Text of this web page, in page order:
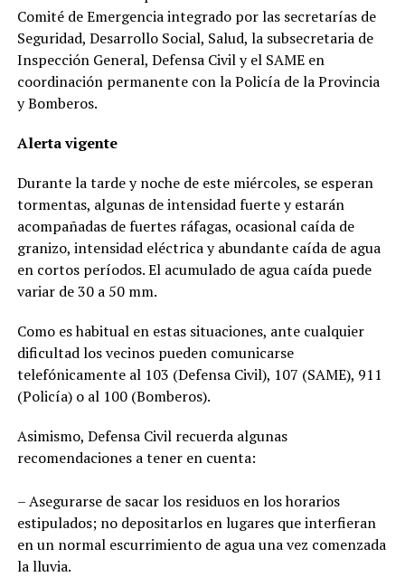
Comité de Emergencia integrado por las secretarías de
Seguridad, Desarrollo Social, Salud, la subsecretaria de
Inspección General, Defensa Civil y el SAME en
coordinación permanente con la Policía de la Provincia
y Bomberos.
Alerta vigente
Durante la tarde y noche de este miércoles, se esperan
tormentas, algunas de intensidad fuerte y estarán
acompañadas de fuertes ráfagas, ocasional caída de
granizo, intensidad eléctrica y abundante caída de agua
en cortos períodos. El acumulado de agua caída puede
variar de 30 a 50 mm.
Como es habitual en estas situaciones, ante cualquier
dificultad los vecinos pueden comunicarse
telefónicamente al 103 (Defensa Civil), 107 (SAME), 911
(Policía) o al 100 (Bomberos).
Asimismo, Defensa Civil recuerda algunas
recomendaciones a tener en cuenta:
– Asegurarse de sacar los residuos en los horarios
estipulados; no depositarlos en lugares que interfieran
en un normal escurrimiento de agua una vez comenzada
la lluvia.